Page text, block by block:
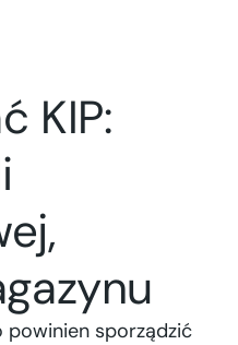
KIP:
powinien sporządzić